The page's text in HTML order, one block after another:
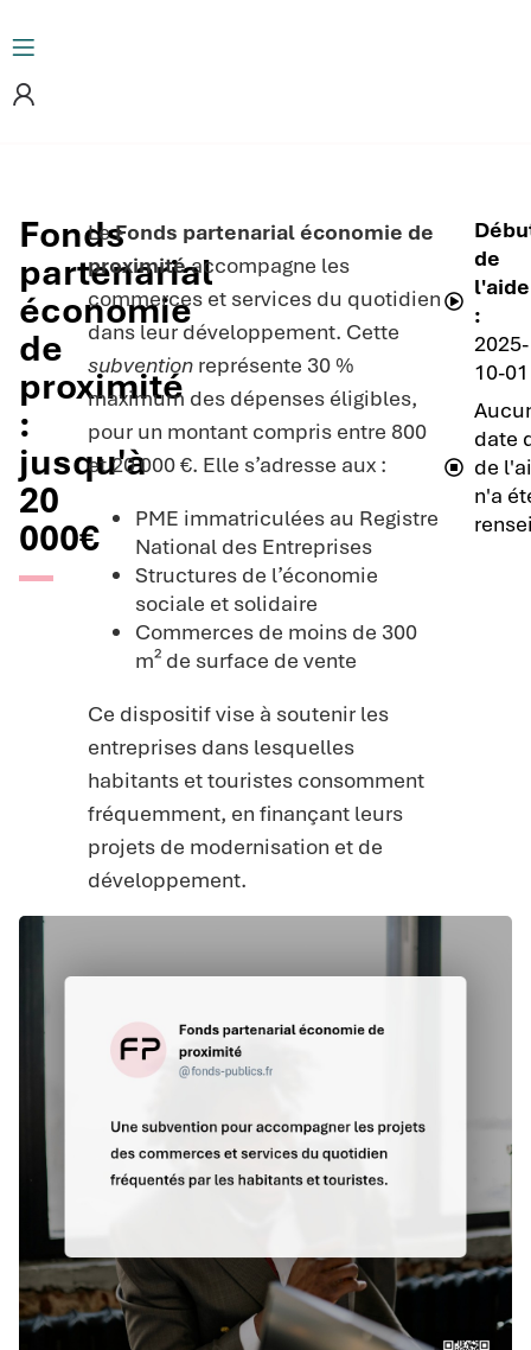
Fonds
partenarial
économie
de
proximité
:
jusqu'à
20
000€
LeFonds partenarial économie de
proximitéaccompagne les
commerces et services du quotidien
dans leur développement. Cette
subvention représente 30 %
maximum des dépenses éligibles,
pour un montant compris entre 800
et 20 000 €. Elle s’adresse aux :
PME immatriculées au Registre
National des Entreprises
Structures de l’économie
sociale et solidaire
Commerces de moins de 300
m² de surface de vente
Ce dispositif vise à soutenir les
entreprises dans lesquelles
habitants et touristes consomment
fréquemment, en finançant leurs
projets de modernisation et de
développement.
de
l'aide
:
2025-
10-01
date
de
n'a